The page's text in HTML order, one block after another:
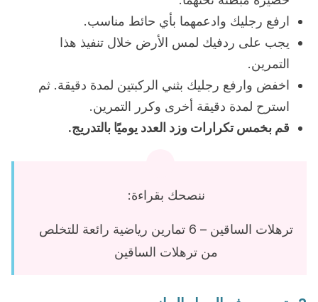
ارفع رجليك وادعمهما بأي حائط مناسب.
يجب على ردفيك لمس الأرض خلال تنفيذ هذا
التمرين.
اخفض وارفع رجليك بثني الركبتين لمدة دقيقة. ثم
استرح لمدة دقيقة أخرى وكرر التمرين.
قم بخمس تكرارات وزد العدد يوميًا بالتدريج.
ننصحك بقراءة:
ترهلات الساقين – 6 تمارين رياضية رائعة للتخلص
من ترهلات الساقين